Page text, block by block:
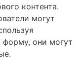
контента.
могут
форму, они могут